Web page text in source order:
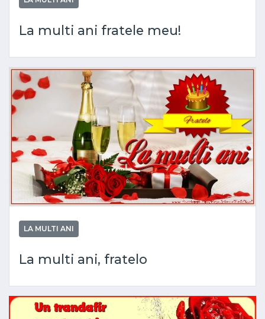
La multi ani fratele meu!
LA MULTI ANI
La multi ani, fratelo